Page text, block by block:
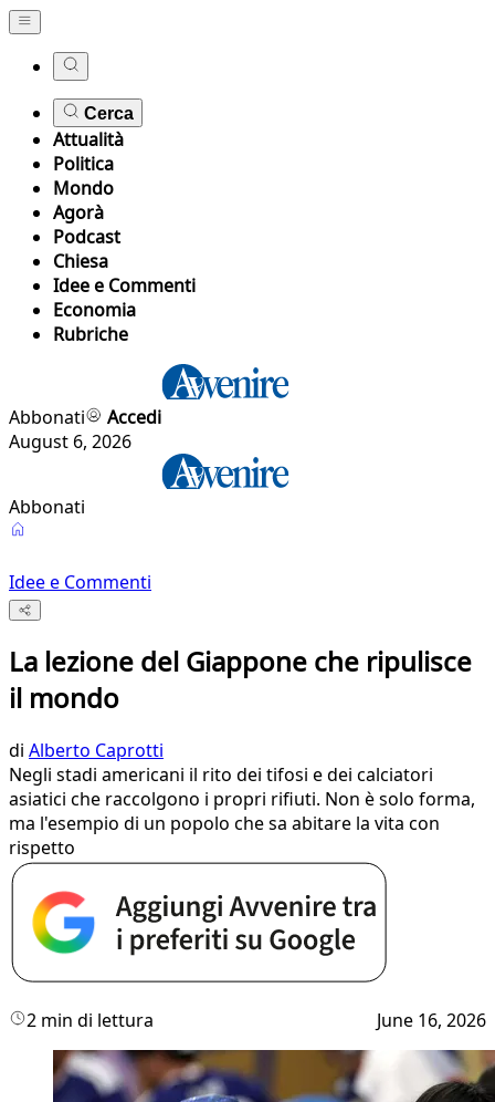
Cerca
Attualità
Politica
Mondo
Agorà
Podcast
Chiesa
Idee e Commenti
Economia
Rubriche
Abbonati
Accedi
August 6, 2026
Abbonati
Idee e Commenti
La lezione del Giappone che ripulisce
il mondo
di Alberto Caprotti
Negli stadi americani il rito dei tifosi e dei calciatori
asiatici che raccolgono i propri rifiuti. Non è solo forma,
ma l'esempio di un popolo che sa abitare la vita con
rispetto
2 min di lettura June 16, 2026